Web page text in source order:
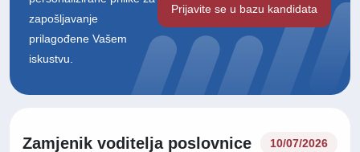
zapošljavanje
prilagođene Vašem
iskustvu.
Prijavite se u bazu kandidata
Zamjenik voditelja poslovnice
10/07/2026